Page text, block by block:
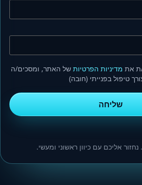
ת את מדיניות הפרטיות של האתר, ומסכים/ה
טיפול בפנייתי (חובה)
שליחה
אליכם עם כיוון ראשוני ומעשי.